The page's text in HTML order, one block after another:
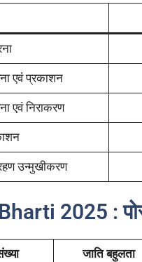
एवं प्रकाशन
एवं निराकरण
उन्मुखीकरण
2025 :
जाति बहुलता